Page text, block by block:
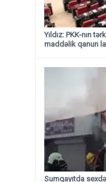
Yıldız: PKK-nın
maddəlik qanun
Sumqayıtda